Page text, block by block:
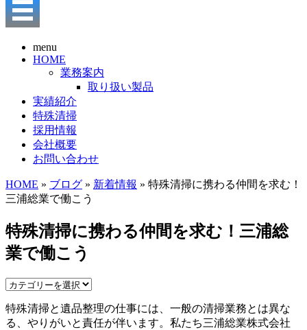
menu
HOME
業務案内
取り扱い製品
実績紹介
特殊清掃
採用情報
会社概要
お問い合わせ
HOME » ブログ » 新着情報 » 特殊清掃に携わる仲間を求む！
三浦総業で働こう
特殊清掃に携わる仲間を求む！三浦総
業で働こう
特殊清掃と遺品整理の仕事には、一般の清掃業務とは異な
る、やりがいと責任が伴います。私たち三浦総業株式会社